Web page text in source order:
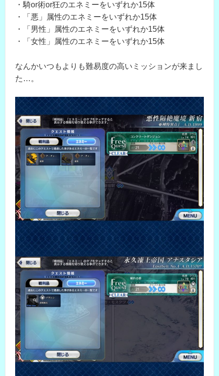
・騎or術or狂のエネミーをいずれか15体
・「悪」属性のエネミーをいずれか15体
・「男性」属性のエネミーをいずれか15体
・「女性」属性のエネミーをいずれか15体
なんかいつもよりも難易度の高いミッションが来まし
た…。